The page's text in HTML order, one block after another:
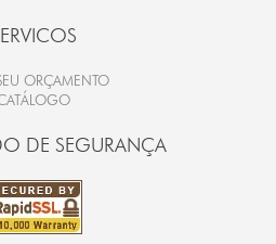
ORÇAMENTO
DE SEGURANÇA